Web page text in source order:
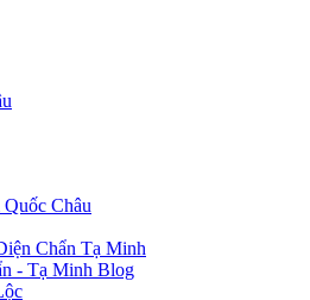
Châu
Chẩn Tạ Minh
- Tạ Minh Blog